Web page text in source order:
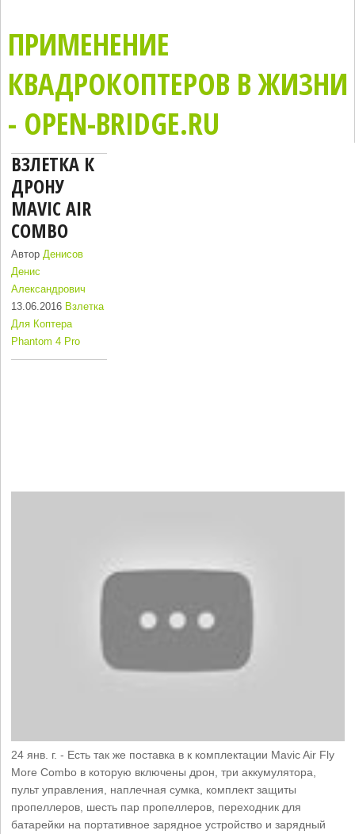
ПРИМЕНЕНИЕ
КВАДРОКОПТЕРОВ В ЖИЗНИ
- OPEN-BRIDGE.RU
ВЗЛЕТКА К
ДРОНУ
MAVIC AIR
COMBO
АвторДенисов
Денис
Александрович
13.06.2016 Взлетка
Для Коптера
Phantom 4 Pro
24 янв. г. - Есть так же поставка в к комплектации Mavic Air Fly
More Combo в которую включены дрон, три аккумулятора,
пульт управления, наплечная сумка, комплект защиты
пропеллеров, шесть пар пропеллеров, переходник для
батарейки на портативное зарядное устройство и зарядный